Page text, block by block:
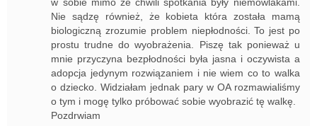
Nie sądzę również, że kobieta która została mamą
biologiczną zrozumie problem niepłodności. To jest po
prostu trudne do wyobrażenia. Piszę tak ponieważ u
mnie przyczyna bezpłodności była jasna i oczywista a
adopcja jedynym rozwiązaniem i nie wiem co to walka
o dziecko. Widziałam jednak pary w OA rozmawialiśmy
o tym i mogę tylko próbować sobie wyobrazić tę walkę.
Pozdrwiam